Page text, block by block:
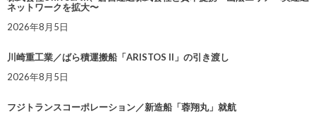
ネットワークを拡大〜
2026年8月5日
川崎重工業／ばら積運搬船「ARISTOS II」の引き渡し
2026年8月5日
フジトランスコーポレーション／新造船「蓉翔丸」就航